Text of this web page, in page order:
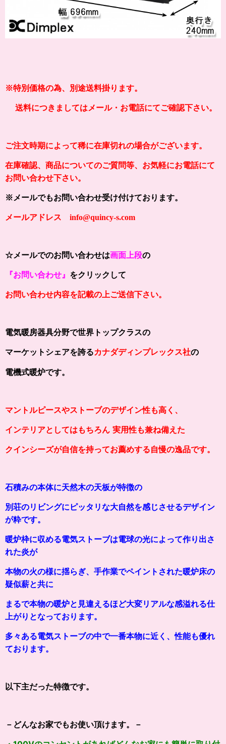
※特別価格の為、別途送料掛ります。
送料につきましてはメール・お電話にてご確認下さい。
ご注文時期によって稀に在庫切れの場合がございます。
在庫確認、商品についてのご質問等、お気軽にお電話にて
お問い合わせ下さい。
※メールでもお問い合わせ受け付けております。
メールアドレス info@quincy-s.com
☆メールでのお問い合わせは画面上段の
『お問い合わせ』 をクリックして
お問い合わせ内容を記載の上ご送信下さい。
電気暖房器具分野で世界トップクラスの
マーケットシェアを誇るカナダディンプレックス社の
電機式暖炉です。
マントルピースやストーブのデザイン性も高く、
インテリアとしてはもちろん 実用性も兼ね備えた
クインシーズが自信を持ってお薦めする自慢の逸品です。
石積みの本体に天然木の天板が特徴の
別荘のリビングにピッタリな大自然を感じさせるデザイン
が粋です。
暖炉枠に収める電気ストーブは電球の光によって作り出さ
れた炎が
本物の火の様に揺らぎ、手作業でペイントされた暖炉床の
疑似薪と共に
まるで本物の暖炉と見違えるほど大変リアルな感溢れる仕
上がりとなっております。
多々ある電気ストーブの中で一番本物に近く、性能も優れ
ております。
以下主だった特徴です。
－どんなお家でもお使い頂けます。－